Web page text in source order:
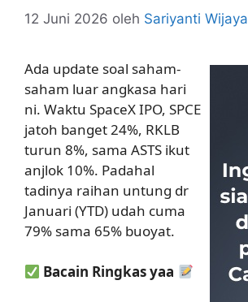
12 Juni 2026 oleh Sariyanti Wijaya
Ada update soal saham-
saham luar angkasa hari
ni. Waktu SpaceX IPO, SPCE
jatoh banget 24%, RKLB
turun 8%, sama ASTS ikut
anjlok 10%. Padahal
tadinya raihan untung dr
Januari (YTD) udah cuma
79% sama 65% buoyat.
Bacain Ringkas yaa